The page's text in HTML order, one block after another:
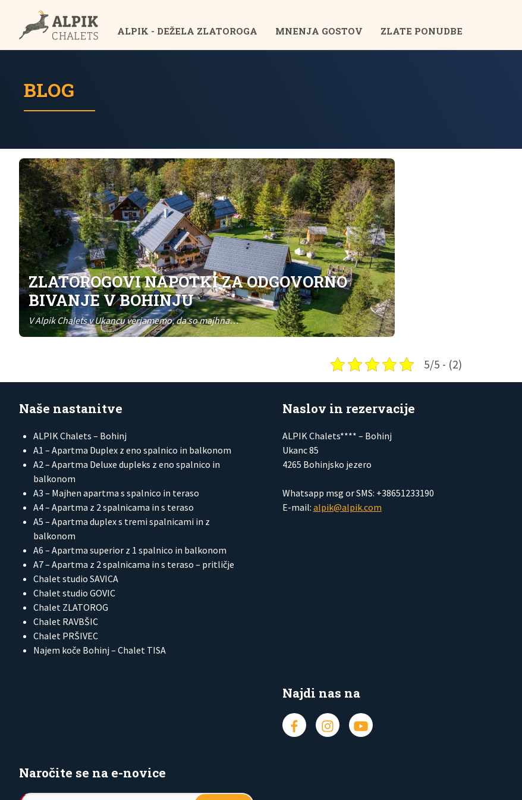
ALPIK - DEŽELA ZLATOROGA MNENJA GOSTOV ZLATE PONUDBE
BLOG
ZLATOROGOVI NAPOTKI ZA ODGOVORNO
BIVANJE V BOHINJU
V Alpik Chalets v Ukancu verjamemo, da so majhna…
5/5 - (2)
Naše nastanitve
ALPIK Chalets – Bohinj
A1 – Apartma Duplex z eno spalnico in balkonom
A2 – Apartma Deluxe dupleks z eno spalnico in
balkonom
A3 – Majhen apartma s spalnico in teraso
A4 – Apartma z 2 spalnicama in s teraso
A5 – Apartma duplex s tremi spalnicami in z
balkonom
A6 – Apartma superior z 1 spalnico in balkonom
A7 – Apartma z 2 spalnicama in s teraso – pritličje
Chalet studio SAVICA
Chalet studio GOVIC
Chalet ZLATOROG
Chalet RAVBŠIC
Chalet PRŠIVEC
Najem koče Bohinj – Chalet TISA
Naslov in rezervacije
ALPIK Chalets**** – Bohinj
Ukanc 85
4265 Bohinjsko jezero
Whatsapp msg or SMS: +38651233190
E-mail: alpik@alpik.com
Najdi nas na
Naročite se na e-novice